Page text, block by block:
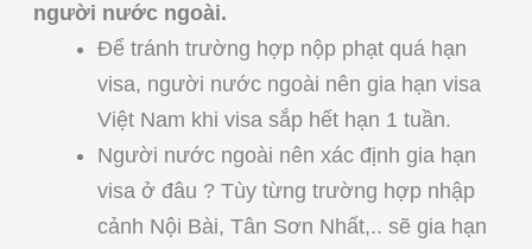
người nước ngoài.
Để tránh trường hợp nộp phạt quá hạn
visa, người nước ngoài nên gia hạn visa
Việt Nam khi visa sắp hết hạn 1 tuần.
Người nước ngoài nên xác định gia hạn
visa ở đâu ? Tùy từng trường hợp nhập
cảnh Nội Bài, Tân Sơn Nhất,.. sẽ gia hạn